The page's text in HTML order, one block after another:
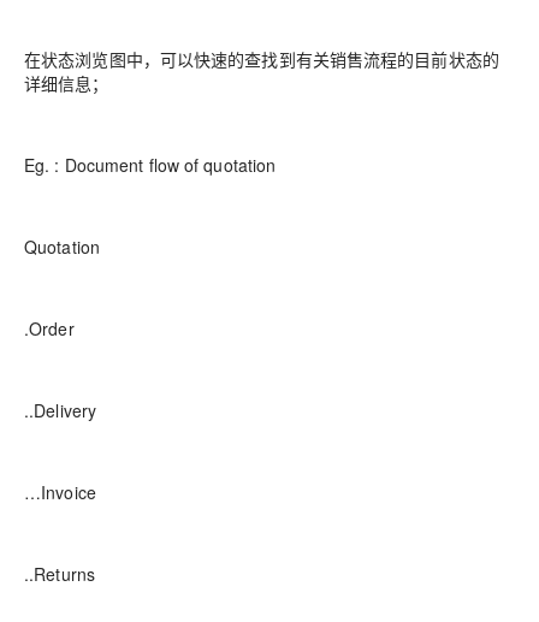
在状态浏览图中，可以快速的查找到有关销售流程的目前状态的
详细信息；
Eg. : Document flow of quotation
Quotation
.Order
..Delivery
…Invoice
..Returns